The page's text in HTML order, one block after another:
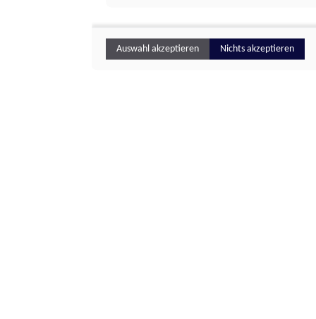
Auswahl akzeptieren Nichts akzeptieren